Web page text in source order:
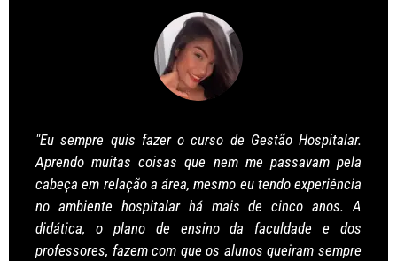
"Eu sempre quis fazer o curso de Gestão Hospitalar.
Aprendo muitas coisas que nem me passavam pela
cabeça em relação a área, mesmo eu tendo experiência
no ambiente hospitalar há mais de cinco anos. A
didática, o plano de ensino da faculdade e dos
professores, fazem com que os alunos queiram sempre